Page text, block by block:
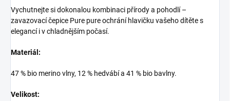
Vychutnejte si dokonalou kombinaci přírody a pohodlí –
zavazovací čepice Pure pure ochrání hlavičku vašeho dítěte s
elegancí i v chladnějším počasí.
Materiál:
47 % bio merino vlny, 12 % hedvábí a 41 % bio bavlny.
Velikost: